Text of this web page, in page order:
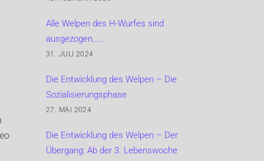
Alle Welpen des H-Wurfes sind
ausgezogen…..
31. JULI 2024
Die Entwicklung des Welpen – Die
Sozialisierungsphase
27. MAI 2024
Die Entwicklung des Welpen – Der
Übergang: Ab der 3. Lebenswoche